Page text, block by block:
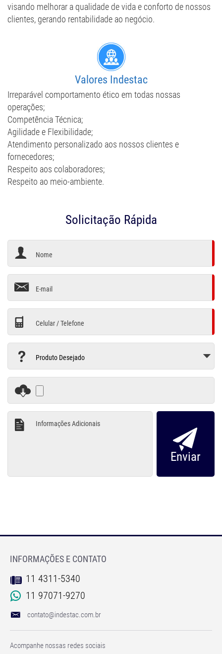
visando melhorar a qualidade de vida e conforto de nossos
clientes, gerando rentabilidade ao negócio.
​Valores Indestac
Irreparável comportamento ético em todas nossas
operações;
Competência Técnica;
Agilidade e Flexibilidade;
Atendimento personalizado aos nossos clientes e
fornecedores;
Respeito aos colaboradores;
Respeito ao meio-ambiente.
Solicitação Rápida
INFORMAÇÕES E CONTATO
11 4311-5340
11 97071-9270
contato@indestac.com.br
Acompanhe nossas redes sociais